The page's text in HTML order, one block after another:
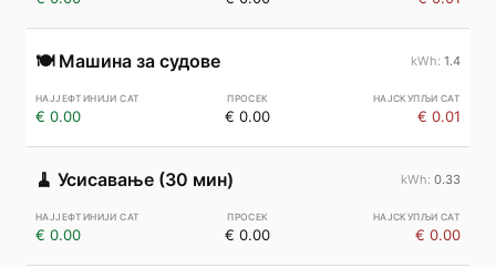
🍽️ Машина за судове 1.4
€ 0.00 € 0.00 € 0.01
🧹 Усисавање (30 мин) 0.33
€ 0.00 € 0.00 € 0.00